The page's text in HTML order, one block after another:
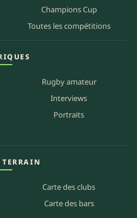
Champions Cup
Toutes les compétitions
Rugby amateur
Interviews
Portraits
TERRAIN
Carte des clubs
Carte des bars